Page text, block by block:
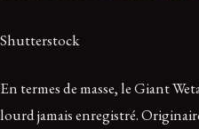
Shutterstock
En termes de masse, le Giant
lourd jamais enregistré.